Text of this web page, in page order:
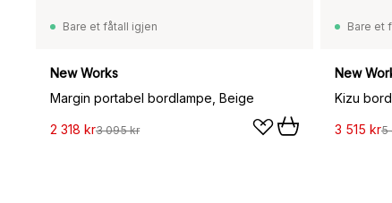
Bare et fåtall igjen
New Works
Margin portabel bordlampe, Beige
2 318 kr3 095 kr
Bare et
New
Kizu
3 515 kr5